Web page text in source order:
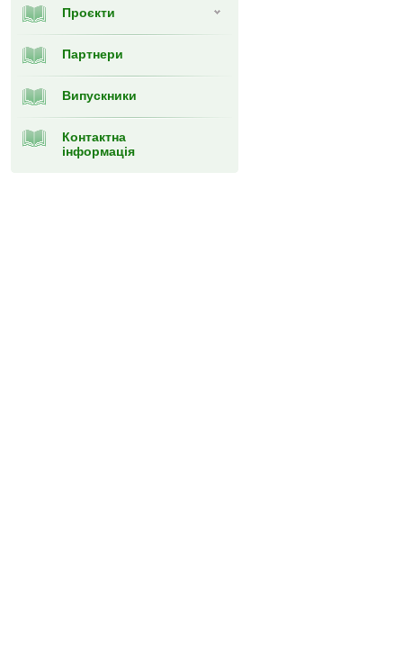
Проєкти
Партнери
Випускники
Контактна
інформація